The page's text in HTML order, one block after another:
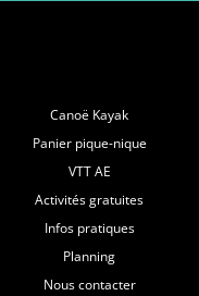
Canoë Kayak
Panier pique-nique
VTT AE
Activités gratuites
Infos pratiques
Planning
Nous contacter